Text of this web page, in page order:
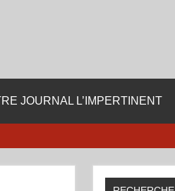
JOURNAL L’IMPERTINENT